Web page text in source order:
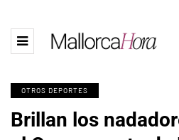
OTROS DEPORTES
Brillan los